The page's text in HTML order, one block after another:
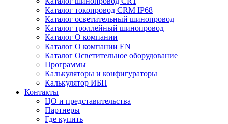
Каталог токопровод CRM IP68
Каталог осветительный шинопровод
Каталог троллейный шинопровод
Каталог О компании
Каталог О компании EN
Каталог Осветительное оборудование
Программы
Калькуляторы и конфигураторы
Калькулятор ИБП
Контакты
ЦО и представительства
Партнеры
Где купить